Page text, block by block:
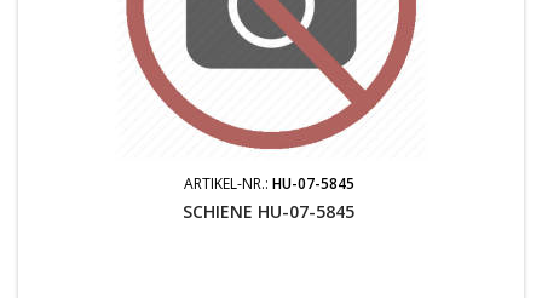
ARTIKEL-NR.: HU-07-5845
SCHIENE HU-07-5845